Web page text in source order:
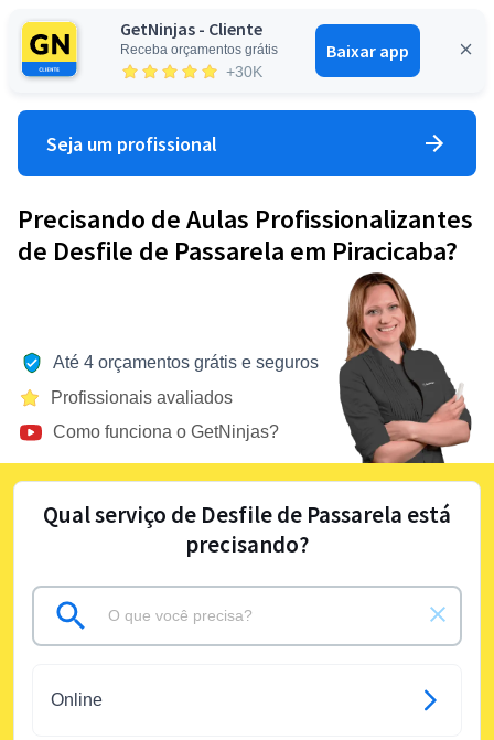
GetNinjas - Cliente
Receba orçamentos grátis
+30K
Baixar app
Entrar
Seja um profissional
Precisando de Aulas Profissionalizantes
de Desfile de Passarela em Piracicaba?
Até 4 orçamentos grátis e seguros
Profissionais avaliados
Como funciona o GetNinjas?
Qual serviço de Desfile de Passarela está
precisando?
Online